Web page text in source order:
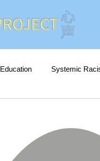
Education Systemic